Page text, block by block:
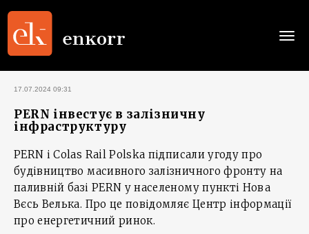
17.07.2024 09:31
PERN інвестує в залізничну
інфраструктуру
PERN і Colas Rail Polska підписали угоду про
будівництво масивного залізничного фронту на
паливній базі PERN у населеному пункті Нова
Вєсь Велька. Про це повідомляє Центр інформації
про енергетичний ринок.